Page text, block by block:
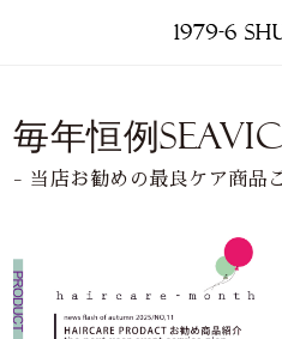
毎年恒例
- 当店お勧めの最良ケア商品